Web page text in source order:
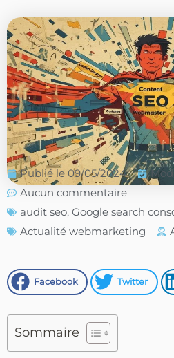
Publié le 09/05/2024
Aucun commentaire
audit seo, Google search
Actualité webmarketing
Facebook Twitter
Sommaire